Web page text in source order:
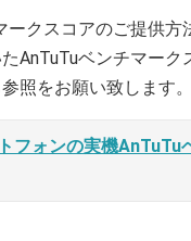
ークスコアのご提供方
AnTuTuベンチマーク
照をお願い致します
フォンの実機AnTuTu